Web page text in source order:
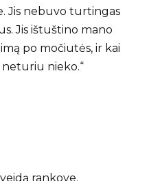
Jis nebuvo turtingas
Jis ištuštino mano
po močiutės, ir kai
neturiu nieko.“
rankove.